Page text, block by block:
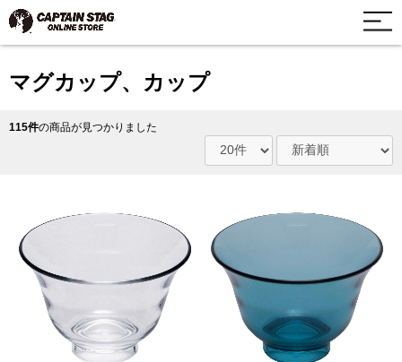
マグカップ、カップ
115件の商品が見つかりました